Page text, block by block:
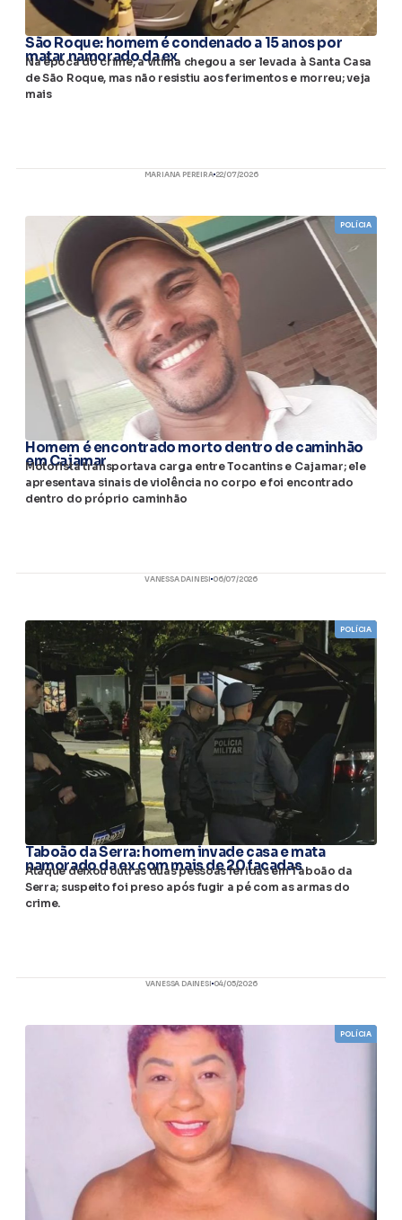
São Roque: homem é condenado a 15 anos por
matar namorado da ex
Na época do crime, a vítima chegou a ser levada à Santa Casa
de São Roque, mas não resistiu aos ferimentos e morreu; veja
mais
MARIANA PEREIRA 22/07/2026
POLÍCIA
Homem é encontrado morto dentro de caminhão
em Cajamar
Motorista transportava carga entre Tocantins e Cajamar; ele
apresentava sinais de violência no corpo e foi encontrado
dentro do próprio caminhão
VANESSA DAINESI 06/07/2026
POLÍCIA
Taboão da Serra: homem invade casa e mata
namorado da ex com mais de 20 facadas
Ataque deixou outras duas pessoas feridas em Taboão da
Serra; suspeito foi preso após fugir a pé com as armas do
crime.
VANESSA DAINESI 04/05/2026
POLÍCIA